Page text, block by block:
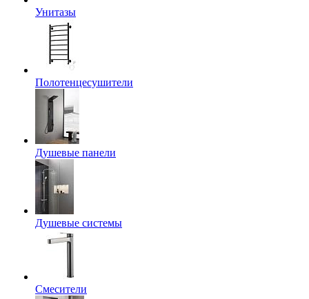
Унитазы
Полотенцесушители
Душевые панели
Душевые системы
Смесители